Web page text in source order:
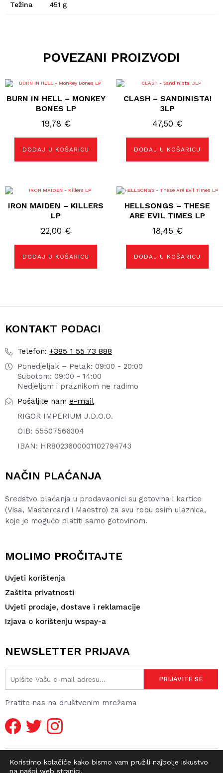
Težina 451 g
POVEZANI PROIZVODI
BURN IN HELL – MONKEY
BONES LP
19,78 €
DODAJ U KOŠARICU
CLASH – SANDINISTA!
3LP
47,50 €
DODAJ U KOŠARICU
IRON MAIDEN – KILLERS
LP
22,00 €
DODAJ U KOŠARICU
HELLSONGS – THESE
ARE EVIL TIMES LP
18,45 €
DODAJ U KOŠARICU
KONTAKT PODACI
Telefon: +385 1 55 73 888
Ponedjeljak – Petak: 09:00 - 20:00
Subotom: 09:00 - 14:00
Nedjeljom i praznikom ne radimo
Pošaljite nam e-mail
RIGOR IMPERIUM J.D.O.O.
OIB: 55507566304
IBAN: HR8023600001102794743
NAČIN PLAĆANJA
Sredstvo plaćanja u prodavaonici su gotovina i kartice
(Visa, Mastercard i Maestro) za svu robu osim ulaznica,
koje je moguće platiti samo gotovinom.
MOLIMO PROČITAJTE
Uvjeti korištenja
Zaštita privatnosti
Uvjeti prodaje, dostave i reklamacije
Izjava o korištenju wspay-a
NEWSLETTER PRIJAVA
Pratite nas na društvenim mrežama
Koristimo kolačiće kako bismo vam pružili najbolje iskustvo
na našoj web stranici.